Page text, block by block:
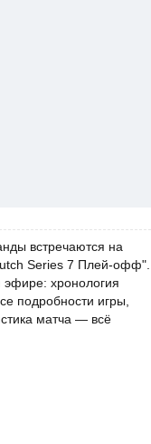
встречаются на
Series 7 Плей-офф".
хронология
подробности игры,
матча — всё